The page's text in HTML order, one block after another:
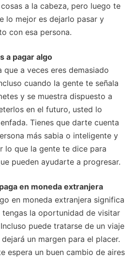
a la cabeza, pero luego te
lo mejor es dejarlo pasar y
con esa persona.
a pagar algo
que a veces eres demasiado
cuando la gente te señala
y se muestra dispuesto a
en el futuro, usted lo
Tienes que darte cuenta
más sabia o inteligente y
lo que la gente te dice para
pueden ayudarte a progresar.
en moneda extranjera
en moneda extranjera significa
tengas la oportunidad de visitar
puede tratarse de un viaje
un margen para el placer.
espera un buen cambio de aires